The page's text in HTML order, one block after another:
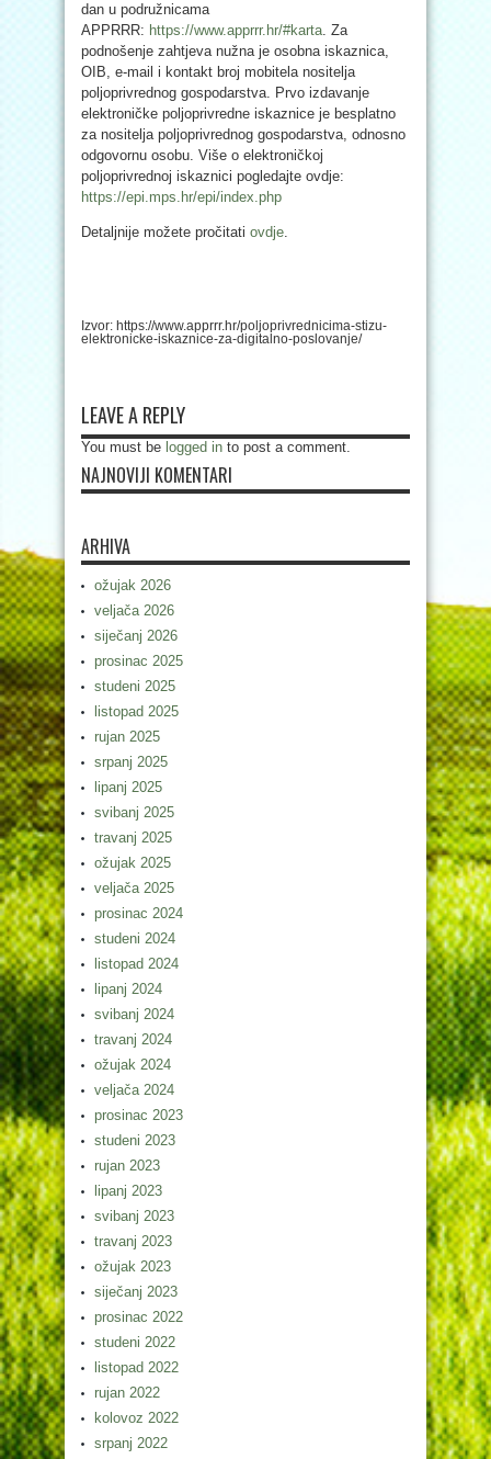
dan u podružnicama
APPRRR: https://www.apprrr.hr/#karta. Za
podnošenje zahtjeva nužna je osobna iskaznica,
OIB, e-mail i kontakt broj mobitela nositelja
poljoprivrednog gospodarstva. Prvo izdavanje
elektroničke poljoprivredne iskaznice je besplatno
za nositelja poljoprivrednog gospodarstva, odnosno
odgovornu osobu. Više o elektroničkoj
poljoprivrednoj iskaznici pogledajte ovdje:
https://epi.mps.hr/epi/index.php
Detaljnije možete pročitati ovdje.
Izvor: https://www.apprrr.hr/poljoprivrednicima-stizu-
elektronicke-iskaznice-za-digitalno-poslovanje/
LEAVE A REPLY
You must be logged in to post a comment.
NAJNOVIJI KOMENTARI
ARHIVA
ožujak 2026
veljača 2026
siječanj 2026
prosinac 2025
studeni 2025
listopad 2025
rujan 2025
srpanj 2025
lipanj 2025
svibanj 2025
travanj 2025
ožujak 2025
veljača 2025
prosinac 2024
studeni 2024
listopad 2024
lipanj 2024
svibanj 2024
travanj 2024
ožujak 2024
veljača 2024
prosinac 2023
studeni 2023
rujan 2023
lipanj 2023
svibanj 2023
travanj 2023
ožujak 2023
siječanj 2023
prosinac 2022
studeni 2022
listopad 2022
rujan 2022
kolovoz 2022
srpanj 2022